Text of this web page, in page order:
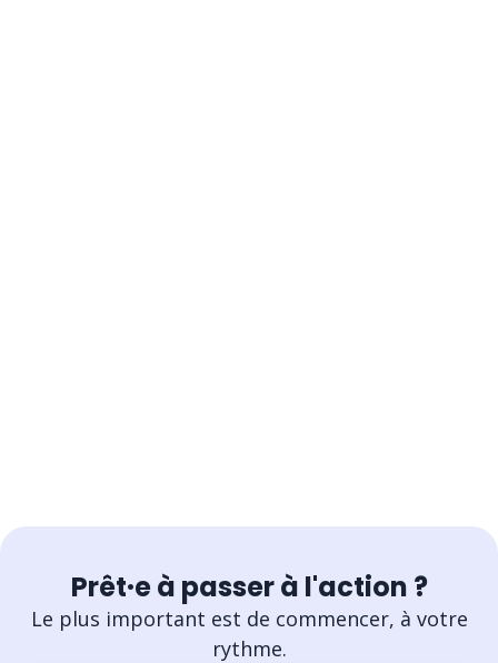
Prêt·e à passer à l'action ?
Le plus important est de commencer, à votre
rythme.